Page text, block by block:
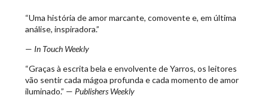
“Uma história de amor marcante, comovente e, em última
análise, inspiradora.”
— In Touch Weekly
“Graças à escrita bela e envolvente de Yarros, os leitores
vão sentir cada mágoa profunda e cada momento de amor
iluminado.” — Publishers Weekly